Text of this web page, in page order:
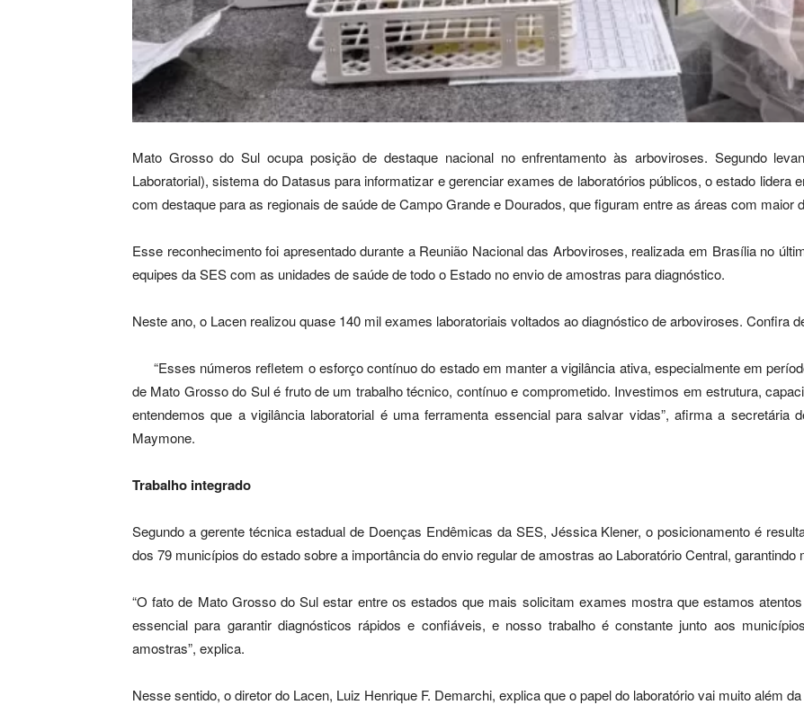
Mato Grosso do Sul ocupa posição de destaque nacional no enfrentamento às arboviroses. Segundo
Laboratorial), sistema do Datasus para informatizar e gerenciar exames de laboratórios públicos, o estado lidera
com destaque para as regionais de saúde de Campo Grande e Dourados, que figuram entre as áreas com maior
Esse reconhecimento foi apresentado durante a Reunião Nacional das Arboviroses, realizada em Brasília no
equipes da SES com as unidades de saúde de todo o Estado no envio de amostras para diagnóstico.
Neste ano, o Lacen realizou quase 140 mil exames laboratoriais voltados ao diagnóstico de arboviroses. Confira
“Esses números refletem o esforço contínuo do estado em manter a vigilância ativa, especialmente em
de Mato Grosso do Sul é fruto de um trabalho técnico, contínuo e comprometido. Investimos em estrutura,
entendemos que a vigilância laboratorial é uma ferramenta essencial para salvar vidas”, afirma a secretária
Maymone.
Trabalho integrado
Segundo a gerente técnica estadual de Doenças Endêmicas da SES, Jéssica Klener, o posicionamento é
dos 79 municípios do estado sobre a importância do envio regular de amostras ao Laboratório Central,
“O fato de Mato Grosso do Sul estar entre os estados que mais solicitam exames mostra que estamos
essencial para garantir diagnósticos rápidos e confiáveis, e nosso trabalho é constante junto aos
amostras”, explica.
Nesse sentido, o diretor do Lacen, Luiz Henrique F. Demarchi, explica que o papel do laboratório vai muito além